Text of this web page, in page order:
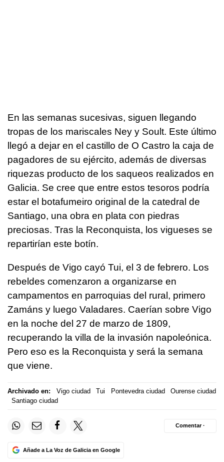
En las semanas sucesivas, siguen llegando
tropas de los mariscales Ney y Soult. Este último
llegó a dejar en el castillo de O Castro la caja de
pagadores de su ejército, además de diversas
riquezas producto de los saqueos realizados en
Galicia. Se cree que entre estos tesoros podría
estar el botafumeiro original de la catedral de
Santiago, una obra en plata con piedras
preciosas. Tras la Reconquista, los vigueses se
repartirían este botín.
Después de Vigo cayó Tui, el 3 de febrero. Los
rebeldes comenzaron a organizarse en
campamentos en parroquias del rural, primero
Zamáns y luego Valadares. Caerían sobre Vigo
en la noche del 27 de marzo de 1809,
recuperando la villa de la invasión napoleónica.
Pero eso es la Reconquista y será la semana
que viene.
Archivado en: Vigo ciudad Tui Pontevedra ciudad
Ourense ciudad
Santiago ciudad
Añade a La Voz de Galicia en Google
Comentar ·